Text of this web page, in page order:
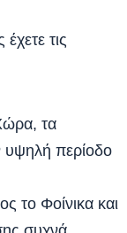
τις
τα
υψηλή περίοδο
το Φοίνικα και